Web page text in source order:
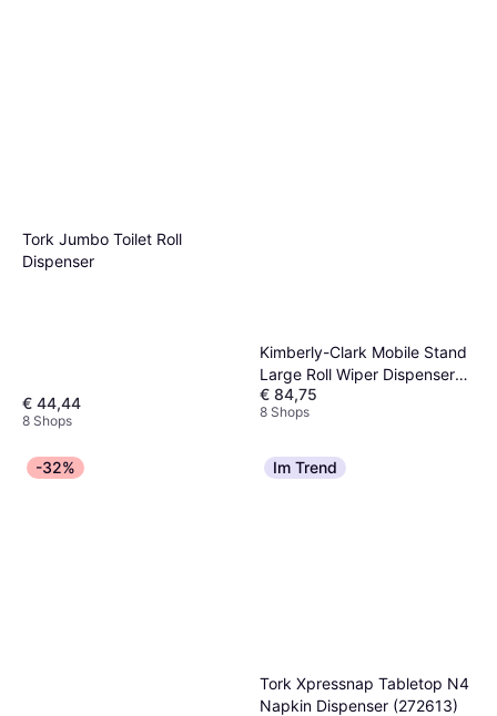
Tork Jumbo Toilet Roll
Dispenser
€ 44,44
8 Shops
Kimberly-Clark Mobile Stand
Large Roll Wiper Dispenser
6155
€ 84,75
8 Shops
-32% Im Trend
Tork Xpressnap Tabletop N4
Napkin Dispenser (272613)